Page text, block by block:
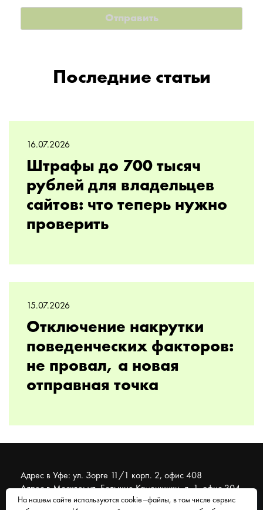
Последние статьи
16.07.2026
Штрафы до 700 тысяч
рублей для владельцев
сайтов: что теперь нужно
проверить
15.07.2026
Отключение накрутки
поведенческих факторов:
не провал, а новая
отправная точка
Адрес в Уфе: ул. Зорге 11/1 корп. 2, офис 408
Адрес в Москве: ул. Большие Каменщики, д. 1, офис 304
На нашем сайте используются cookie–файлы, в том числе сервис